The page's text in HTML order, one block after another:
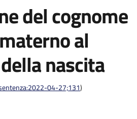
del cognome
al
nascita
04-27;131)